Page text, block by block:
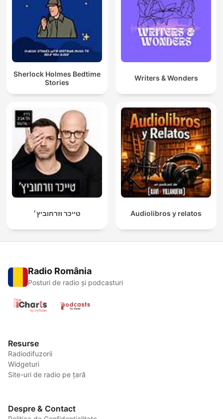
Sherlock Holmes Bedtime
Stories
Writers & Wonders
טייכר וזרחוביץ׳ Audiolibros y relatos
Radio România
Posturi de radio și podcasturi
Resurse
Radiodifuzorii
Widgeturi
Site-uri de radio pe țară
Despre & Contact